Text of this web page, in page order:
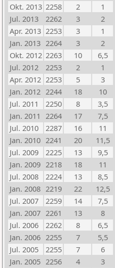
Okt. 2013 2258 2
1
Jul. 2013
2262 3
2
Apr. 2013 2253 3
1
Jan. 2013 2264 3
2
Okt. 2012 2263 10
6,5
Jul. 2012
2253 2
1
Apr. 2012 2253 5
3
Jan. 2012 2244 18
10
Jul. 2011
2250 8
3,5
Jan. 2011 2264 17
7,5
Jul. 2010
2287 16
11
Jan. 2010 2241 20
11,5
Jul. 2009
2225 13
9,5
Jan. 2009 2218 18
11
Jul. 2008
2224 13
8,5
Jan. 2008 2219 22
12,5
Jul. 2007
2259 14
7,5
Jan. 2007 2261 13
8
Jul. 2006
2262 8
6,5
Jan. 2006 2255 7
5,5
Jul. 2005
2255 7
6
Jan. 2005 2256 4
3